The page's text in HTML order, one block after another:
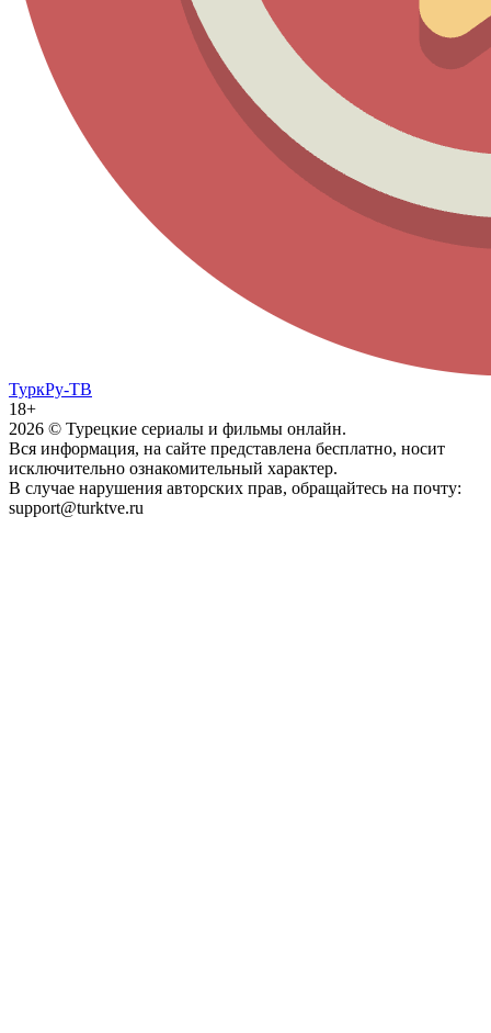
ТуркРу-ТВ
18+
2026 © Турецкие сериалы и фильмы онлайн.
Вся информация, на сайте представлена бесплатно, носит
исключительно ознакомительный характер.
В случае нарушения авторских прав, обращайтесь на почту:
support@turktve.ru